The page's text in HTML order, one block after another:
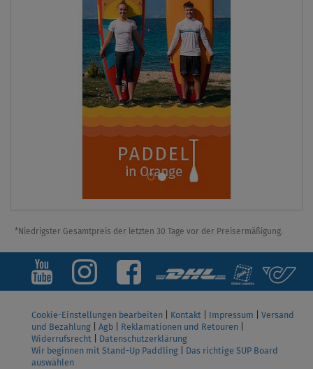
*Niedrigster Gesamtpreis der letzten 30 Tage vor der Preisermäßigung.
Cookie-Einstellungen bearbeiten Kontakt Impressum
Versand
und Bezahlung
Agb Reklamationen und Retouren
Widerrufsrecht
Datenschutzerklärung
Wir beginnen mit Stand-Up Paddling
Das richtige SUP Board
auswählen